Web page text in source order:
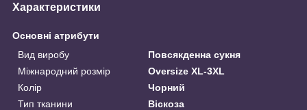
Характеристики
Основні атрибути
Вид виробу
Повсякденна сукня
Міжнародний розмір
Oversize XL-3XL
Колір
Чорний
Тип тканини
Віскоза